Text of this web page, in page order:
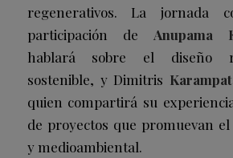
regenerativos. La jornada
participación de Anupama
hablará sobre el diseño
sostenible, y Dimitris
quien compartirá su
de proyectos que promuevan
y medioambiental.